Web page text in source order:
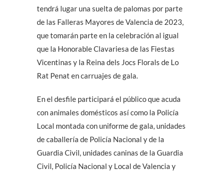
tendrá lugar una suelta de palomas por parte
de las Falleras Mayores de Valencia de 2023,
que tomarán parte en la celebración al igual
que la Honorable Clavariesa de las Fiestas
Vicentinas y la Reina dels Jocs Florals de Lo
Rat Penat en carruajes de gala.
En el desfile participará el público que acuda
con animales domésticos así como la Policía
Local montada con uniforme de gala, unidades
de caballería de Policía Nacional y de la
Guardia Civil, unidades caninas de la Guardia
Civil, Policía Nacional y Local de Valencia y